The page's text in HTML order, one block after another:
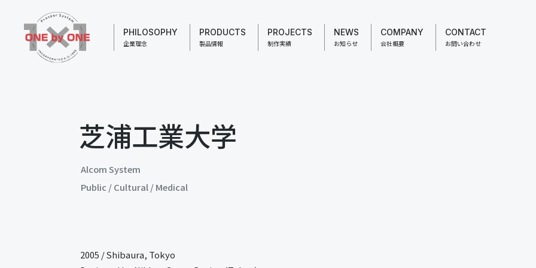
PHILOSOPHY
企業理念
PRODUCTS
製品情報
PROJECTS
制作実績
NEWS
お知らせ
COMPANY
会社概要
CONTACT
お問い合わせ
芝浦工業大学
Alcom System
Public / Cultural / Medical
2005 /Shibaura, Tokyo